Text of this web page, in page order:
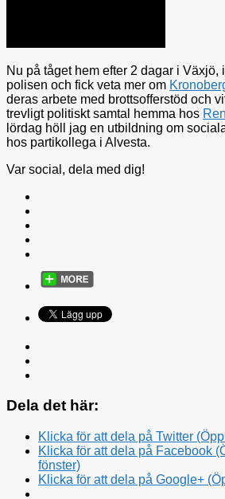
Nu på tåget hem efter 2 dagar i Växjö,
polisen och fick veta mer om
deras arbete med brottsofferstöd och
trevligt politiskt samtal hemma hos
lördag höll jag en utbildning om
hos partikollega i Alvesta.
Var social, dela med dig!
Dela det här:
Klicka för att dela på Twitter
Klicka för att dela på Facebook
fönster)
Klicka för att dela på Google+